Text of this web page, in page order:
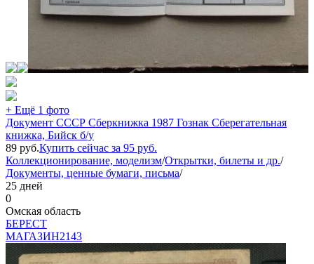
+ Ещё 1 фото
Документ СССР Сберкнижка 1987 Гознак Сберегательная
книжка, Бийск б/у
89 руб.Купить сейчас за 95 руб.
Коллекционирование, моделизм/Открытки, билеты и др./
Документы, ценные бумаги, письма/
25 дней
0
Омская область
БEPECT
МАГАЗИН2143